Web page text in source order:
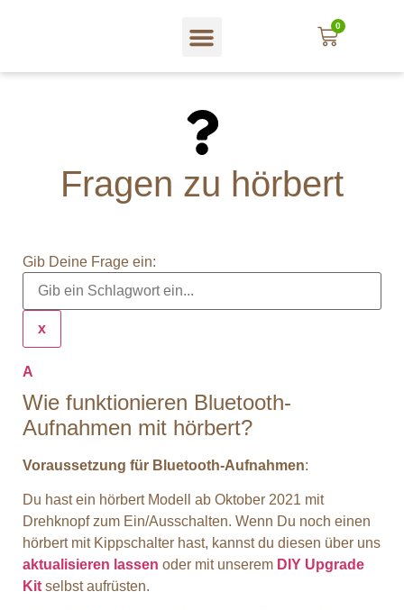
0
Fragen zu hörbert
Gib Deine Frage ein:
x
A
Wie funktionieren Bluetooth-
Aufnahmen mit hörbert?
Voraussetzung für Bluetooth-Aufnahmen:
Du hast ein hörbert Modell ab Oktober 2021 mit
Drehknopf zum Ein/Ausschalten. Wenn Du noch einen
hörbert mit Kippschalter hast, kannst du diesen über uns
aktualisieren lassen oder mit unserem DIY Upgrade
Kit selbst aufrüsten.